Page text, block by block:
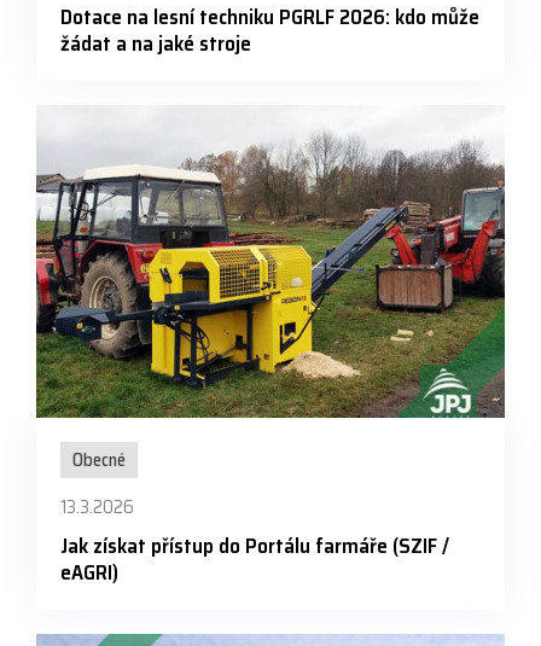
Dotace na lesní techniku PGRLF 2026: kdo může
žádat a na jaké stroje
Obecné
13.3.2026
Jak získat přístup do Portálu farmáře (SZIF /
eAGRI)